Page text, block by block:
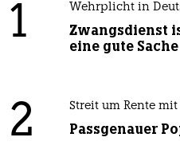
1 Wehrplicht in
Zwangsdienst
eine gute Sache
2 Streit um Rente mit
Passgenauer